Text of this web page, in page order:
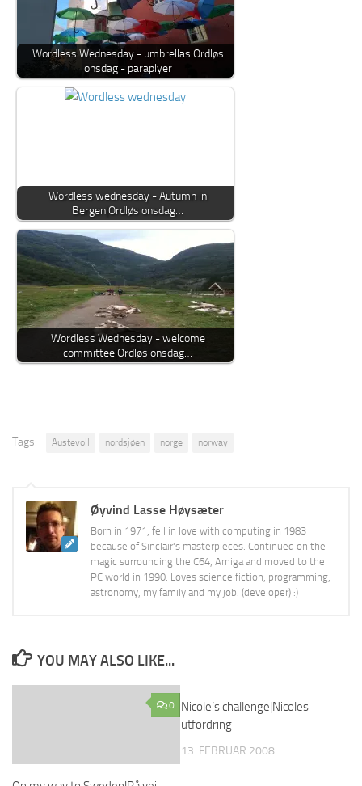
Wordless Wednesday - umbrellas|Ordløs
onsdag - paraplyer
Wordless wednesday - Autumn in
Bergen|Ordløs onsdag…
Wordless Wednesday - welcome
committee|Ordløs onsdag…
Tags: Austevoll nordsjøen norge norway
Øyvind Lasse Høysæter
Born in 1971, fell in love with computing in 1983
because of Sinclair's masterpieces. Continued on the
magic surrounding the C64, Amiga and moved to the
PC world in 1990. Loves science fiction, programming,
astronomy, my family and my job. (developer) :)
YOU MAY ALSO LIKE...
0
Nicole’s challenge|Nicoles
utfordring
13. FEBRUAR 2008